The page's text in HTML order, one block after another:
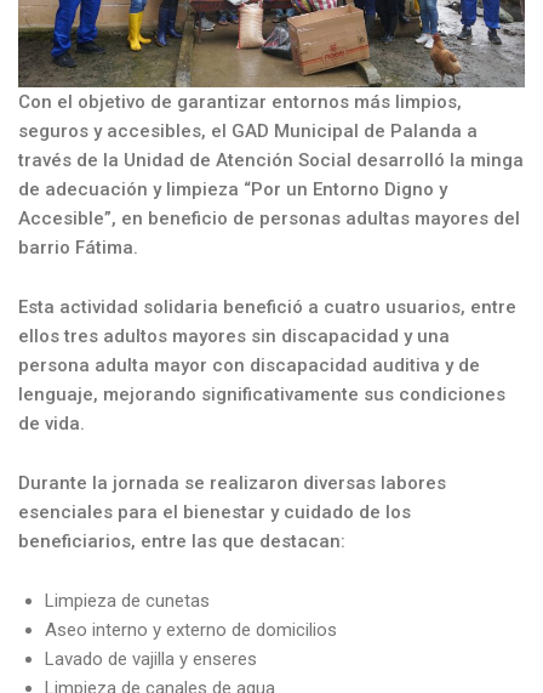
Con el objetivo de garantizar entornos más limpios,
seguros y accesibles, el GAD Municipal de Palanda a
través de la Unidad de Atención Social desarrolló la minga
de adecuación y limpieza “Por un Entorno Digno y
Accesible”, en beneficio de personas adultas mayores del
barrio Fátima.
Esta actividad solidaria benefició a cuatro usuarios, entre
ellos tres adultos mayores sin discapacidad y una
persona adulta mayor con discapacidad auditiva y de
lenguaje, mejorando significativamente sus condiciones
de vida.
Durante la jornada se realizaron diversas labores
esenciales para el bienestar y cuidado de los
beneficiarios, entre las que destacan:
Limpieza de cunetas
Aseo interno y externo de domicilios
Lavado de vajilla y enseres